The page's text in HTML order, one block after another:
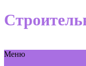
Меню